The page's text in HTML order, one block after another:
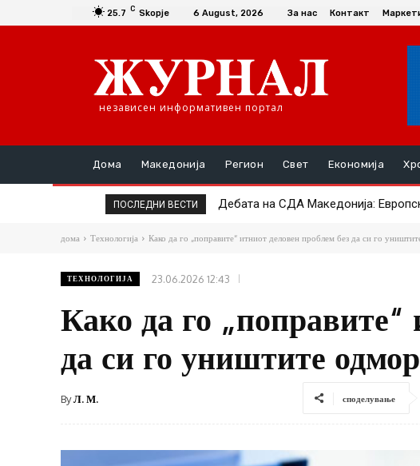
25.7 C Skopje 6 August, 2026 За нас Контакт
независен информативен портал
Дома Македонија Регион Свет Економија
ПОСЛЕДНИ ВЕСТИ ЛДП со поддршка за протестот на
Дебата на СДА Македонија:
дома Технологија Како да го „поправите“ итниот деловен проблем без да си го
ТЕХНОЛОГИЈА 23.06.2026 12:43
Како да го „поправите“
да си го уништите
ByЛ. М. споделување